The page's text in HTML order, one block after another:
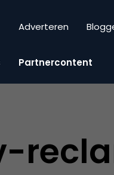
Adverteren
Partnercontent